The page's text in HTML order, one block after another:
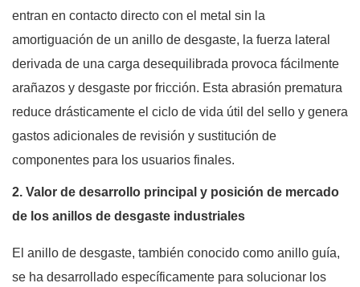
entran en contacto directo con el metal sin la
amortiguación de un anillo de desgaste, la fuerza lateral
derivada de una carga desequilibrada provoca fácilmente
arañazos y desgaste por fricción. Esta abrasión prematura
reduce drásticamente el ciclo de vida útil del sello y genera
gastos adicionales de revisión y sustitución de
componentes para los usuarios finales.
2. Valor de desarrollo principal y posición de mercado
de los anillos de desgaste industriales
El anillo de desgaste, también conocido como anillo guía,
se ha desarrollado específicamente para solucionar los